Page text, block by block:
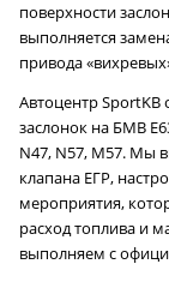
поверхности
выполняется
привода
Автоцентр SportKB
заслонок на БМВ
N47, N57, M57. Мы
клапана ЕГР,
мероприятия,
расход топлива и
выполняем с